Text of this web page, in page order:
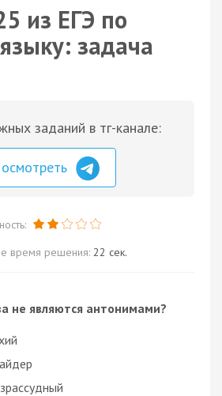
из ЕГЭ по
задача
заданий в тг-канале:
время решения: 22 сек.
не являются антонимами?